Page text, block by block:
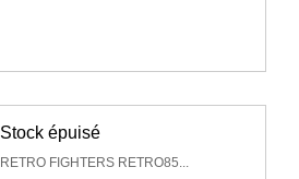
Stock épuisé
RETRO FIGHTERS RETRO85...